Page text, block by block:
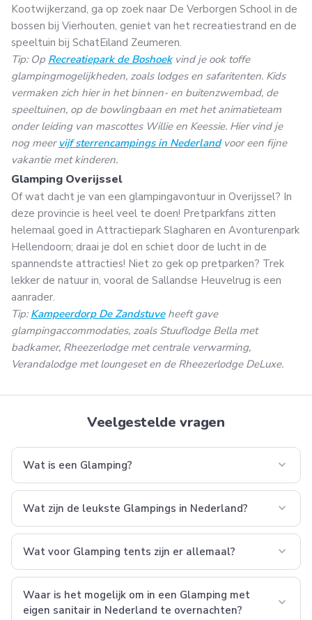
Kootwijkerzand, ga op zoek naar De Verborgen School in de
bossen bij Vierhouten, geniet van het recreatiestrand en de
speeltuin bij SchatEiland Zeumeren.
Tip: Op Recreatiepark de Boshoekvind je ook toffe
glampingmogelijkheden, zoals lodges en safaritenten. Kids
vermaken zich hier in het binnen- en buitenzwembad, de
speeltuinen, op de bowlingbaan en met het animatieteam
onder leiding van mascottes Willie en Keessie. Hier vind je
nog meer vijf sterrencampings in Nederlandvoor een fijne
vakantie met kinderen.
Glamping Overijssel
Of wat dacht je van een glampingavontuur in Overijssel? In
deze provincie is heel veel te doen! Pretparkfans zitten
helemaal goed in Attractiepark Slagharen en Avonturenpark
Hellendoorn; draai je dol en schiet door de lucht in de
spannendste attracties! Niet zo gek op pretparken? Trek
lekker de natuur in, vooral de Sallandse Heuvelrug is een
aanrader.
Tip: Kampeerdorp De Zandstuveheeft gave
glampingaccommodaties, zoals Stuuflodge Bella met
badkamer, Rheezerlodge met centrale verwarming,
Verandalodge met loungeset en de Rheezerlodge DeLuxe.
Veelgestelde vragen
Wat is een Glamping? expand_more
Wat zijn de leukste Glampings in Nederland? expand_more
Wat voor Glamping tents zijn er allemaal? expand_more
Waar is het mogelijk om in een Glamping met
eigen sanitair in Nederland te overnachten?
expand_more